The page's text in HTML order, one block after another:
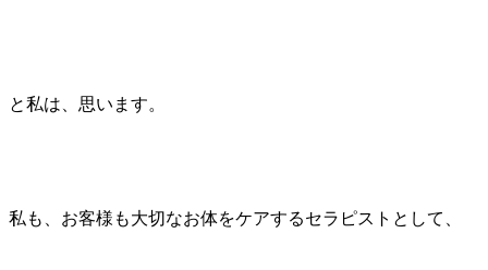
と私は、思います。
私も、お客様も大切なお体をケアするセラピストとして、